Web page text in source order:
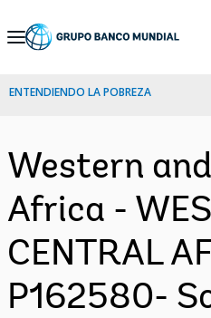
Skip
Navigation
ENTENDIENDO LA POBREZA
Western
Africa -
CENTRAL
P162580-